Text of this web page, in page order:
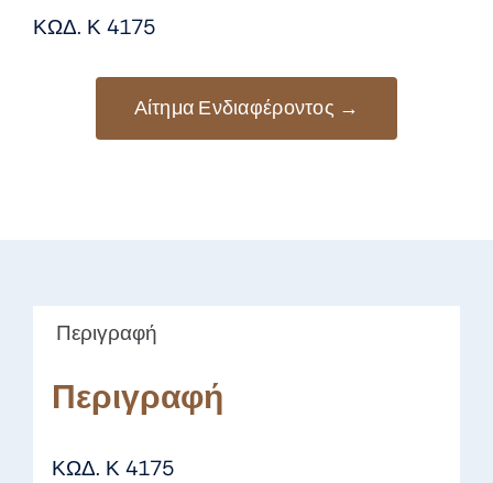
ΚΩΔ. Κ 4175
Αίτημα Ενδιαφέροντος →
Περιγραφή
Περιγραφή
ΚΩΔ. Κ 4175